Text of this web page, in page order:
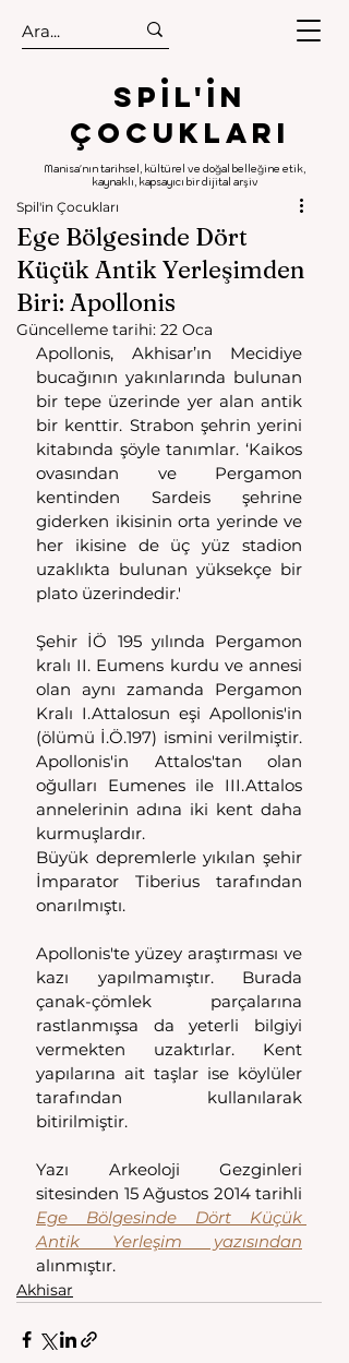
.
.
Spıl'in
Çocukları
Manisa'nın tarihsel, kültürel ve doğal belleğine etik,
kaynaklı, kapsayıcı bir dijital arşiv
Ege Bölgesinde Dört
Küçük Antik Yerleşimden
Biri: Apollonis
Spil'in Çocukları
Güncelleme tarihi: 22 Oca
Apollonis, Akhisar’ın Mecidiye
bucağının yakınlarında bulunan
bir tepe üzerinde yer alan antik
bir kenttir. Strabon şehrin yerini
kitabında şöyle tanımlar. ‘Kaikos
ovasından ve Pergamon
kentinden Sardeis şehrine
giderken ikisinin orta yerinde ve
her ikisine de üç yüz stadion
uzaklıkta bulunan yüksekçe bir
plato üzerindedir.'
Şehir İÖ 195 yılında Pergamon
kralı II. Eumens kurdu ve annesi
olan aynı zamanda Pergamon
Kralı I.Attalosun eşi Apollonis'in
(ölümü İ.Ö.197) ismini verilmiştir.
Apollonis'in Attalos'tan olan
oğulları Eumenes ile III.Attalos
annelerinin adına iki kent daha
kurmuşlardır.
Büyük depremlerle yıkılan şehir
İmparator Tiberius tarafından
onarılmıştı.
Apollonis'te yüzey araştırması ve
kazı yapılmamıştır. Burada
çanak-çömlek parçalarına
rastlanmışsa da yeterli bilgiyi
vermekten uzaktırlar. Kent
yapılarına ait taşlar ise köylüler
tarafından kullanılarak
bitirilmiştir.
Yazı Arkeoloji Gezginleri
Ege Bölgesinde Dört Küçük
Antik Yerleşim yazısından
alınmıştır.
Akhisar